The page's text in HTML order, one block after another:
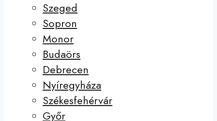
Szeged
Sopron
Monor
Budaörs
Debrecen
Nyíregyháza
Székesfehérvár
Győr